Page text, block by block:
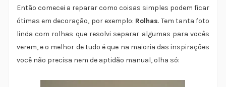
Então comecei a reparar como coisas simples podem ficar
ótimas em decoração, por exemplo: Rolhas. Tem tanta foto
linda com rolhas que resolvi separar algumas para vocês
verem, e o melhor de tudo é que na maioria das inspirações
você não precisa nem de aptidão manual, olha só: